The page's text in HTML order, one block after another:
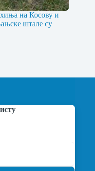
на Косову и
штале су